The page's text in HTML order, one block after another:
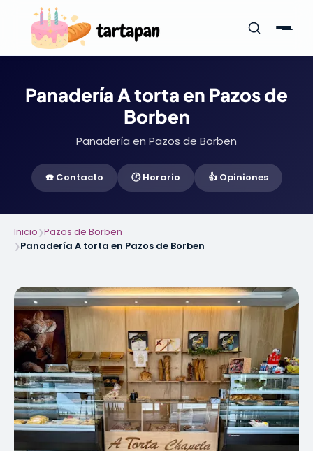
Panadería A torta en Pazos de
Borben
Panadería en Pazos de Borben
☎️ Contacto 🕐 Horario 👍 Opiniones
Inicio❯Pazos de Borben
❯Panadería A torta en Pazos de Borben